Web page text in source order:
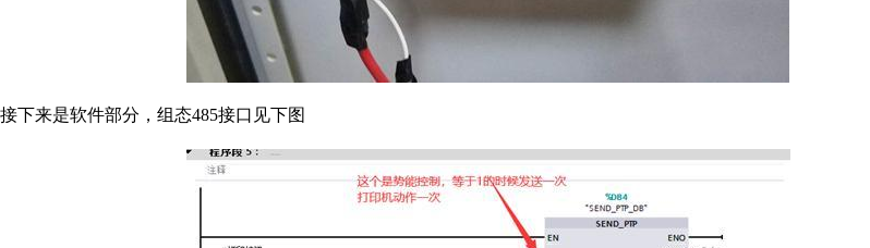
接下来是软件部分，组态485接口见下图